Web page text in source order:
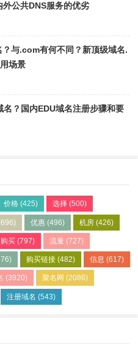
外公共DNS服务的优劣
与.com有何不同？新顶级域名.
场景
名？国内EDU域名注册步骤和要
价格(425) 选择(500)
优惠(496) 机房 (426)
购买(797) 流量(727)
购买链接(482) 信息 (617)
(3920) 聚名网 (2086)
注册域名 (543)